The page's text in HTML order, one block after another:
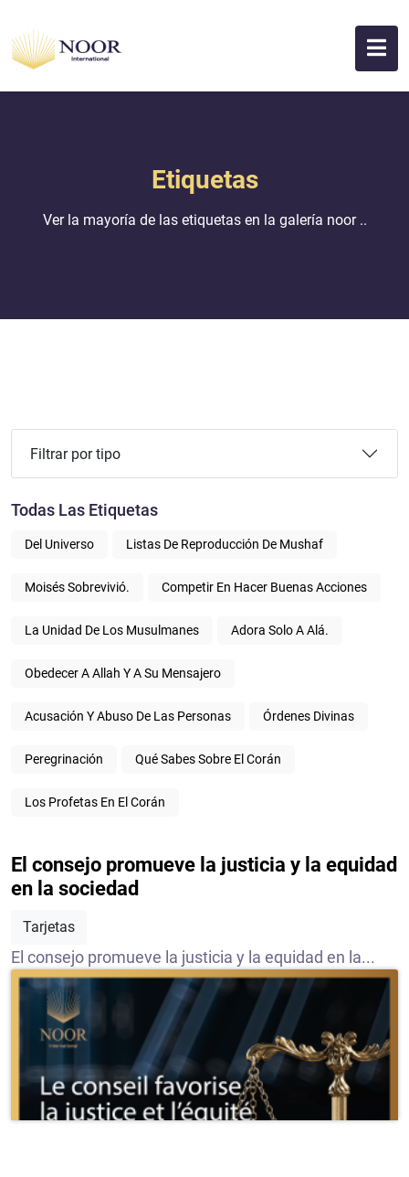
Etiquetas
Ver la mayoría de las etiquetas en la galería noor ..
Filtrar por tipo
Todas Las Etiquetas
Del Universo Listas De Reproducción De Mushaf
Moisés Sobrevivió. Competir En Hacer Buenas Acciones
La Unidad De Los Musulmanes Adora Solo A Alá.
Obedecer A Allah Y A Su Mensajero
Acusación Y Abuso De Las Personas Órdenes Divinas
Peregrinación Qué Sabes Sobre El Corán
Los Profetas En El Corán
El consejo promueve la justicia y la equidad
en la sociedad
Tarjetas
El consejo promueve la justicia y la equidad en la...